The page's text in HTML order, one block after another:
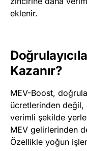
eklenir.
Kazanır?
MEV-Boost,
ücretlerinden değil,
verimli şekilde
MEV gelirlerinden
Özellikle yoğun